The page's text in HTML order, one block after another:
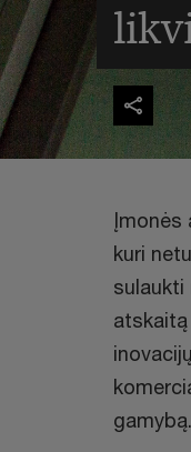
Įmonės
kuri
sulaukti
gamybą.